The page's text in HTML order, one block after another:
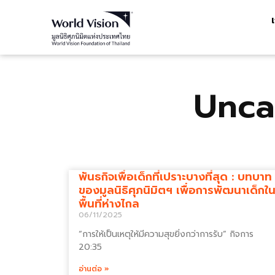
พันธกิจเพื่อเด็กที่เปราะบางที่สุด : บทบาท
ของมูลนิธิศุภนิมิตฯ เพื่อการพัฒนาเด็กใน
พื้นที่ห่างไกล
06/11/2025
“การให้เป็นเหตุให้มีความสุขยิ่งกว่าการรับ” กิจการ
20:35
อ่านต่อ »